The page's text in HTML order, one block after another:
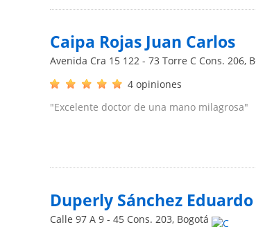
Caipa Rojas Juan Carlos
Avenida Cra 15 122 - 73 Torre C Cons. 206,
4 opiniones
"Excelente doctor de una mano milagrosa"
Duperly Sánchez Eduardo
Calle 97 A 9 - 45 Cons. 203, Bogotá